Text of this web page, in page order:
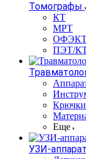
Томографы
КТ
МРТ
ПЭТ/
Крючки
Еще
УЗИ-